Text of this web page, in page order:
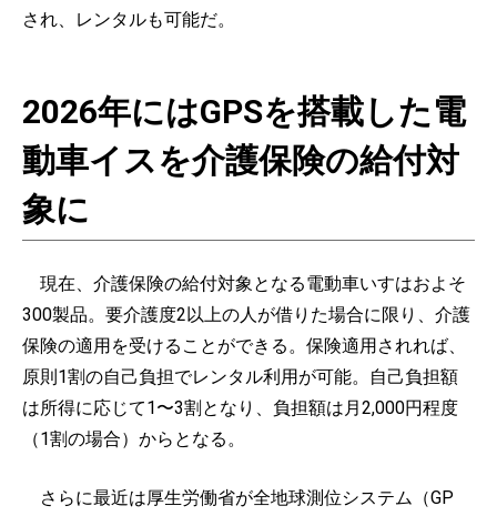
され、レンタルも可能だ。
2026年にはGPSを搭載した電
動車イスを介護保険の給付対
象に
現在、介護保険の給付対象となる電動車いすはおよそ
300製品。要介護度2以上の人が借りた場合に限り、介護
保険の適用を受けることができる。保険適用されれば、
原則1割の自己負担でレンタル利用が可能。自己負担額
は所得に応じて1〜3割となり、負担額は月2,000円程度
（1割の場合）からとなる。
さらに最近は厚生労働省が全地球測位システム（GP